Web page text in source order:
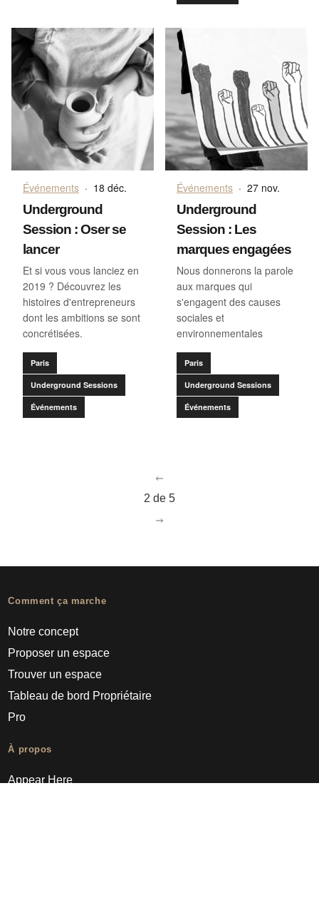
Événements · 18 déc.
Underground
Session : Oser se
lancer
Et si vous vous lanciez en
2019 ? Découvrez les
histoires d'entrepreneurs
dont les ambitions se sont
concrétisées.
Paris
Underground Sessions
Événements
Événements · 27 nov.
Underground
Session : Les
marques engagées
Nous donnerons la parole
aux marques qui
s'engagent des causes
sociales et
environnementales
Paris
Underground Sessions
Événements
2 de 5
Comment ça marche
Notre concept
Proposer un espace
Trouver un espace
Tableau de bord Propriétaire
Pro
À propos
Appear Here